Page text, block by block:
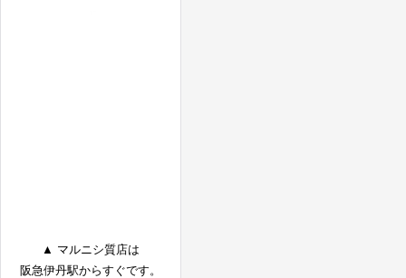
▲ マルニシ質店は
阪急伊丹駅からすぐです。